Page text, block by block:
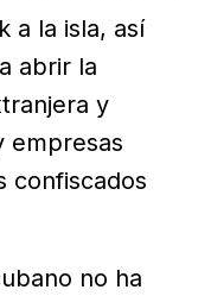
a la isla, así
abrir la
y
empresas
confiscados
no ha